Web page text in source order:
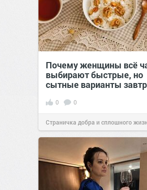
Почему женщины всё
выбирают быстрые, но
сытные варианты
0 0
Страничка добра и сплошного
позитива!10:38Сегодня